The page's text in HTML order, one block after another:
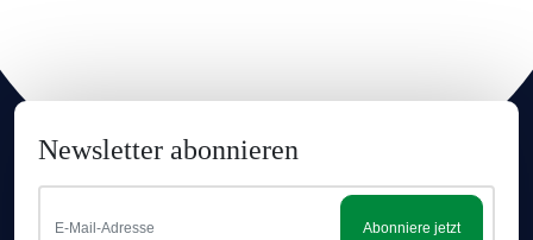
Newsletter abonnieren
Abonniere jetzt